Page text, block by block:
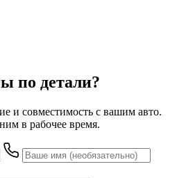
по детали?
и совместимость с вашим авто.
в рабочее время.